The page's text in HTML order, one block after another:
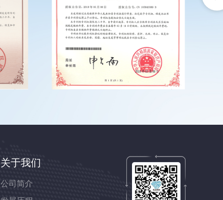
关于我们
公司简介